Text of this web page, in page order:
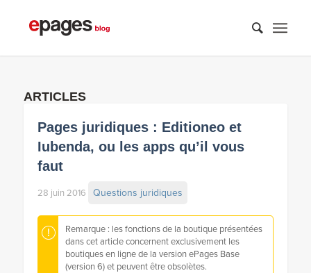
ARTICLES
Pages juridiques : Editioneo et
Iubenda, ou les apps qu’il vous
faut
28 juin 2016 Questions juridiques
Remarque : les fonctions de la boutique présentées
dans cet article concernent exclusivement les
boutiques en ligne de la version ePages Base
(version 6) et peuvent être obsolètes.